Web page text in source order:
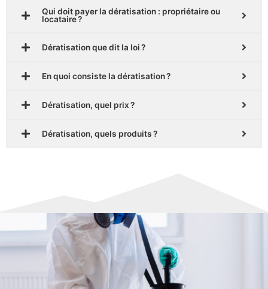
Qui doit payer la dératisation : propriétaire ou
locataire ?
Dératisation que dit la loi ?
En quoi consiste la dératisation ?
Dératisation, quel prix ?
Dératisation, quels produits ?